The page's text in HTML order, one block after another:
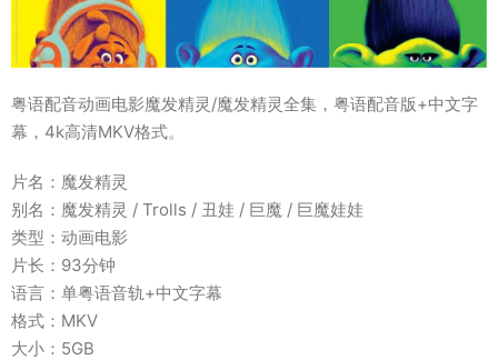
粤语配音动画电影魔发精灵/魔发精灵全集，粤语配音版+中文字
幕，4k高清MKV格式。
片名：魔发精灵
别名：魔发精灵 / Trolls / 丑娃 / 巨魔 / 巨魔娃娃
类型：动画电影
片长：93分钟
语言：单粤语音轨+中文字幕
格式：MKV
大小：5GB